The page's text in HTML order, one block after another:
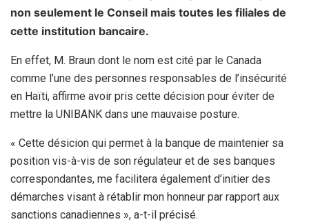
non seulement le Conseil mais toutes les filiales de
cette institution bancaire.
En effet, M. Braun dont le nom est cité par le Canada
comme l’une des personnes responsables de l’insécurité
en Haïti, affirme avoir pris cette décision pour éviter de
mettre la UNIBANK dans une mauvaise posture.
« Cette désicion qui permet à la banque de maintenier sa
position vis-à-vis de son régulateur et de ses banques
correspondantes, me facilitera également d’initier des
démarches visant à rétablir mon honneur par rapport aux
sanctions canadiennes », a-t-il précisé.